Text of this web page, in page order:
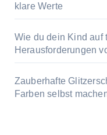
klare Werte
Wie du dein Kind auf
Herausforderungen
Zauberhafte
Farben selbst